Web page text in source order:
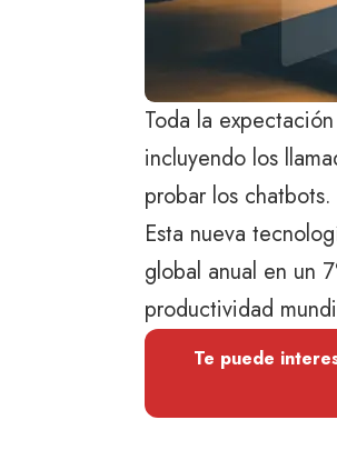
Toda la
incluyendo los
probar los chatbots.
Esta nueva
global anual en un
productividad
Te puede